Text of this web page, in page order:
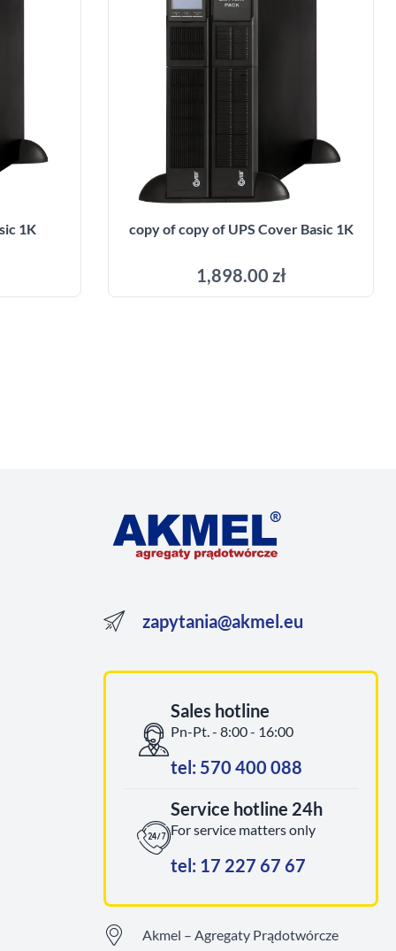
1K copy of copy of UPS Cover Basic 1K
1,898.00 zł
zapytania@akmel.eu
Sales hotline
Pn-Pt. - 8:00 - 16:00
tel: 570 400 088
Service hotline 24h
For service matters only
tel: 17 227 67 67
Akmel – Agregaty Prądotwórcze